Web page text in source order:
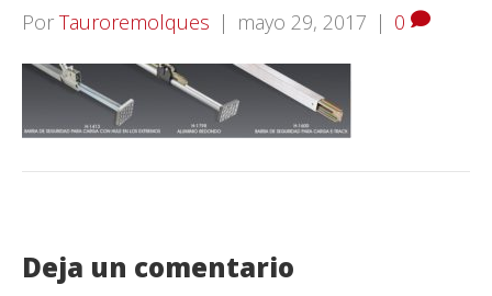
Por Tauroremolques | mayo 29, 2017 | 0
Deja un comentario